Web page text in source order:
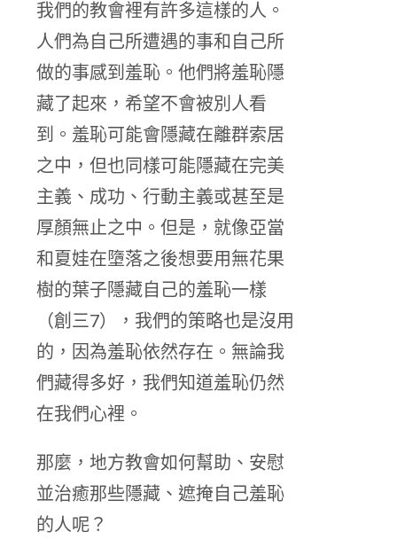
我們的教會裡有許多這樣的人。
人們為自己所遭遇的事和自己所
做的事感到羞恥。他們將羞恥隱
藏了起來，希望不會被別人看
到。羞恥可能會隱藏在離群索居
之中，但也同樣可能隱藏在完美
主義、成功、行動主義或甚至是
厚顏無止之中。但是，就像亞當
和夏娃在墮落之後想要用無花果
樹的葉子隱藏自己的羞恥一樣
（創三7），我們的策略也是沒用
的，因為羞恥依然存在。無論我
們藏得多好，我們知道羞恥仍然
在我們心裡。
那麼，地方教會如何幫助、安慰
並治癒那些隱藏、遮掩自己羞恥
的人呢？